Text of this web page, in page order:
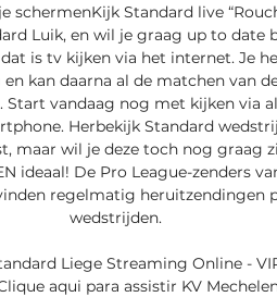
schermenKijk Standard live
Luik, en wil je graag up to date
dat is tv kijken via het internet. Je
kan daarna al de matchen van
Start vandaag nog met kijken via
Herbekijk Standard
maar wil je deze toch nog graag
ideaal! De Pro League-zenders
regelmatig heruitzendingen
wedstrijden.
Liege Streaming Online -
aqui para assistir KV